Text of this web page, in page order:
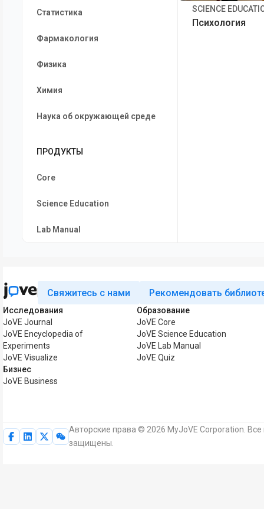
Статистика
Фармакология
Физика
Химия
Наука об окружающей среде
ПРОДУКТЫ
Core
Science Education
Lab Manual
SCIENCE
Психология
Свяжитесь с нами Рекомендовать
Исследования
JoVE Journal
JoVE Encyclopedia of
Experiments
JoVE Visualize
Бизнес
JoVE Business
Образование
JoVE Core
JoVE Science Education
JoVE Lab Manual
JoVE Quiz
Авторские права © 2026 MyJoVE Corporation. Все
защищены.